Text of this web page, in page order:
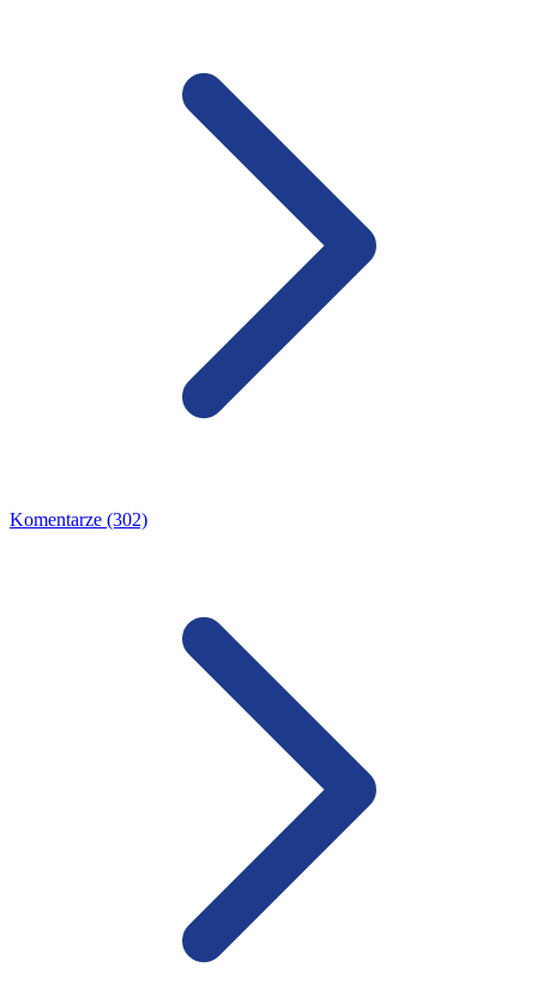
Komentarze (302)